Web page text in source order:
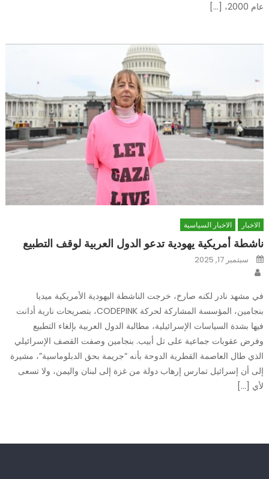
عام 2000، […]
الاخبار الاخبار السياسية
ناشطة أمريكية يهودية تدعو الدول العربية لوقف التطبيع
Posted
onسبتمبر 17, 2025
في مشهد نادر لكنه صارخ، خرجت الناشطة اليهودية الأمريكية ميديا
بنجامين، المؤسسة المشاركة لحركة CODEPINK، بتصريحات نارية أدانت
فيها بشدة السياسات الإسرائيلية، مطالبة الدول العربية بإلغاء التطبيع
وفرض عقوبات جماعية على تل أبيب. بنجامين وصفت القصف الإسرائيلي
الذي طال العاصمة القطرية الدوحة بأنه “جريمة بحق الدبلوماسية”، مشيرة
إلى أن إسرائيل تمارس إرهاب دولة من غزة إلى لبنان واليمن، ولا تسعى
لأي […]